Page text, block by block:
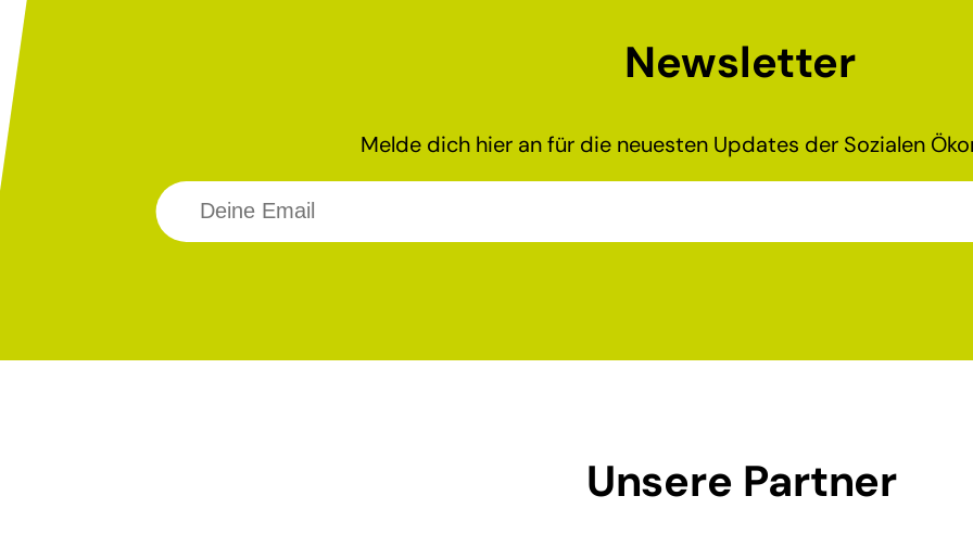
Newsletter
Melde dich hier an für die neuesten Updates der Sozialen
Unsere Partner